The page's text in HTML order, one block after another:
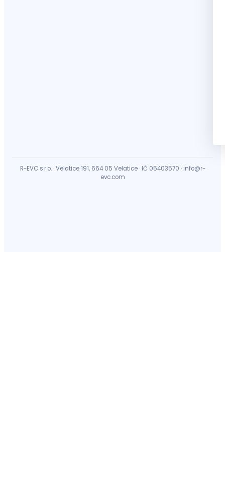
R-EVC s.r.o. · Velatice 191, 664 05 Velatice · IČ 05403570 · info@r-
evc.com